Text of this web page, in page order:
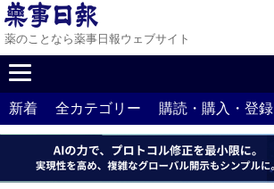
薬のことなら薬事日報ウェブサイト
新着 全カテゴリー 購読・購入・登録